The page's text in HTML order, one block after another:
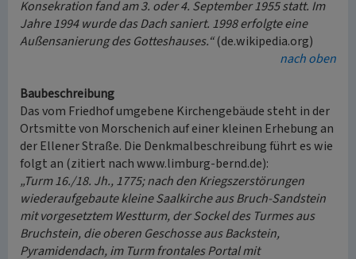
Konsekration fand am 3. oder 4. September 1955 statt. Im
Jahre 1994 wurde das Dach saniert. 1998 erfolgte eine
Außensanierung des Gotteshauses.“(de.wikipedia.org)
nach oben
Baubeschreibung
Das vom Friedhof umgebene Kirchengebäude steht in der
Ortsmitte von Morschenich auf einer kleinen Erhebung an
der Ellener Straße. Die Denkmalbeschreibung führt es wie
folgt an (zitiert nach www.limburg-bernd.de):
„Turm 16./18. Jh., 1775; nach den Kriegszerstörungen
wiederaufgebaute kleine Saalkirche aus Bruch-Sandstein
mit vorgesetztem Westturm, der Sockel des Turmes aus
Bruchstein, die oberen Geschosse aus Backstein,
Pyramidendach, im Turm frontales Portal mit